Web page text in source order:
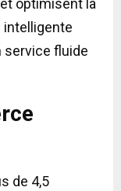
intelligente
service fluide
de 4,5